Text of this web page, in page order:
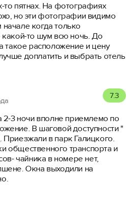
то пятнах. На фотографиях
но эти фотографии видимо
когда только
какой-то шум всю ночь. До
такое расположение и цену
доплатить и выбрать отель
7.3
2-3 ночи вполне приемлемо по
В шаговой доступности "
в парк Галицкого.
общественного транспорта и
чайника в номере нет,
Окна выходили на